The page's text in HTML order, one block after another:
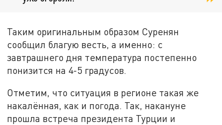
Таким оригинальным образом Суренян
сообщил благую весть, а именно: с
завтрашнего дня температура постепенно
понизится на 4-5 градусов.
Отметим, что ситуация в регионе такая же
накалённая, как и погода. Так, накануне
прошла встреча президента Турции и